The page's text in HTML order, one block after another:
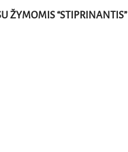
ŽYMOMIS “STIPRINANTIS”